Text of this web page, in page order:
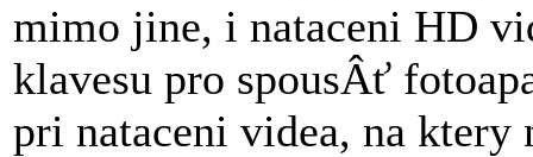
mimo jine, i nataceni HD
klavesu pro spousÂť
pri nataceni videa, na ktery